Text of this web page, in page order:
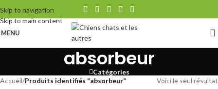
Skip to navigation
Skip to main content
MENU
absorbeur
Catégories
Accueil/Produits identifiés “absorbeur” Voici le seul résultat